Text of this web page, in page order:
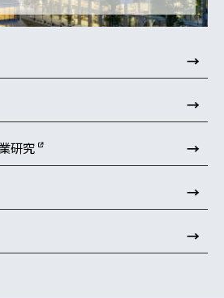
→
→
研究 →
→
→